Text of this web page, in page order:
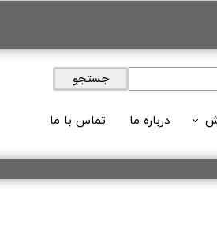
ویدئوها
درباره ما تماس با ما
جستجو